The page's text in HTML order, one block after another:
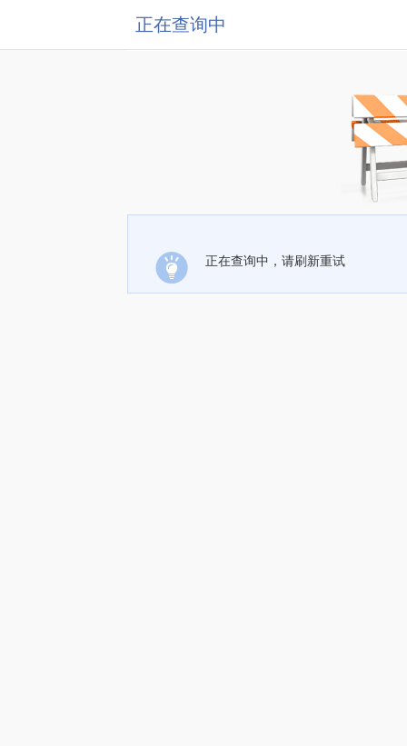
正在查询中
正在查询中，请刷新重试